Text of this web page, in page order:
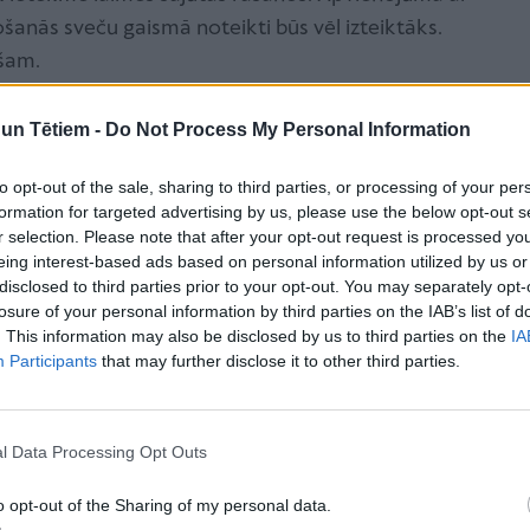
Tētiem - Do Not Process My Personal Information
opt-out of the sale, sharing to third parties, or processing of your
for targeted advertising by us, please use the below opt-out
selection. Please note that after your opt-out request is processed
interest-based ads based on personal information utilized by us
to third parties prior to your opt-out. You may separately
of your personal information by third parties on the IAB’s list of
This information may also be disclosed by us to third parties on the
Participants that may further disclose it to other third parties.
Data Processing Opt Outs
opt-out of the Sharing of my personal data.
sveču gaismā noteikti būs vēl izteiktāks.
vērot visu gadu. Marts šajā ziņā noteikti nav
vēl īsti nav atnācis, marta vēsajās pievakarēs
zvaigznes, bet arī ziemeļblāzmu. Viss, kas
atklāta vieta bez lieka gaismas piesārņojuma,
panorāmas baudīšanai
stundas pavadīšanai iespējama arī civilizētā
ielu un ēku panorāma, veroties no kādas